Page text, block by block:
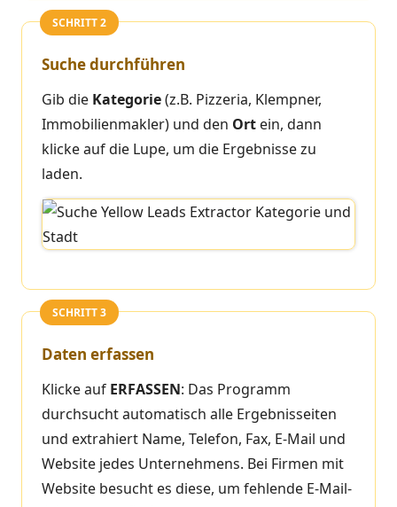
SCHRITT 2
Suche durchführen
Gib die Kategorie(z.B. Pizzeria, Klempner,
Immobilienmakler) und den Ort ein, dann
klicke auf die Lupe, um die Ergebnisse zu
laden.
SCHRITT 3
Daten erfassen
Klicke auf ERFASSEN: Das Programm
durchsucht automatisch alle Ergebnisseiten
und extrahiert Name, Telefon, Fax, E-Mail und
Website jedes Unternehmens. Bei Firmen mit
Website besucht es diese, um fehlende E-Mail-